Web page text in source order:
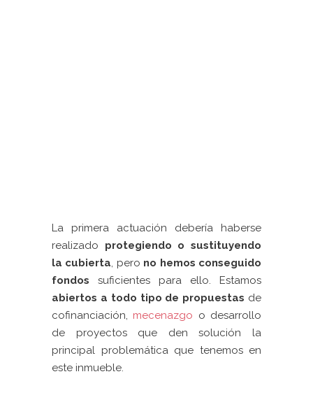
La primera actuación debería haberse
realizado protegiendo o sustituyendo
la cubierta, pero no hemos conseguido
fondos suficientes para ello. Estamos
abiertos a todo tipo de propuestas de
cofinanciación, mecenazgo o desarrollo
de proyectos que den solución la
principal problemática que tenemos en
este inmueble.